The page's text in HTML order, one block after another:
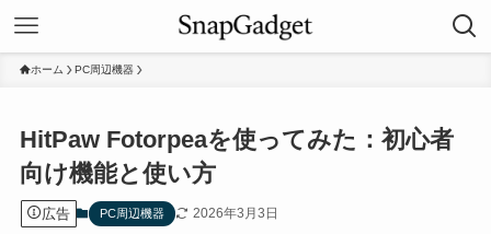
ホーム PC周辺機器
HitPaw Fotorpeaを使ってみた：初心者
向け機能と使い方
広告 PC周辺機器 2026年3月3日